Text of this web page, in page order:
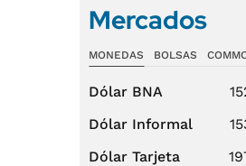
Mercados
MONEDAS BOLSAS
Dólar BNA
Dólar Informal
Dólar Tarjeta